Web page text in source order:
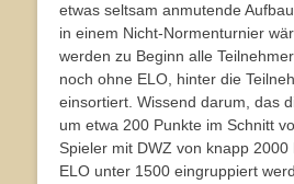
etwas seltsam anmutende
in einem Nicht-Normenturnier
werden zu Beginn alle
noch ohne ELO, hinter die
einsortiert. Wissend darum, das
um etwa 200 Punkte im Schnitt
Spieler mit DWZ von knapp
ELO unter 1500 eingruppiert